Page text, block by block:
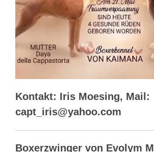
Kontakt: Iris Moesing, Mail:
capt_iris@yahoo.com
Boxerzwinger von Evolym